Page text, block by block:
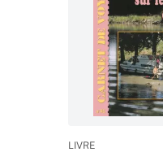
LIVRE